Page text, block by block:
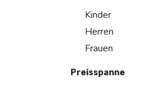
Kinder
Herren
Frauen
Preisspanne